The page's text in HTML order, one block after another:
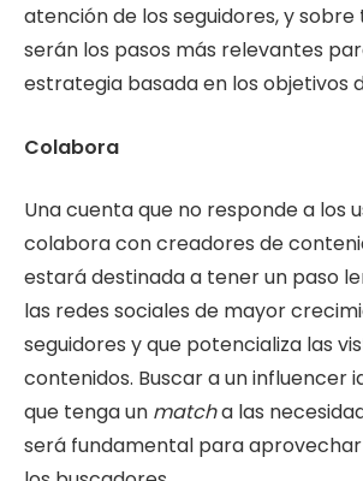
atención de los seguidores, y
serán los pasos más relevantes
estrategia basada en los objetivos
Colabora
Una cuenta que no responde a los
colabora con creadores de
estará destinada a tener un paso
las redes sociales de mayor
seguidores y que potencializa las
contenidos. Buscar a un influencer
que tenga un matcha las
será fundamental para